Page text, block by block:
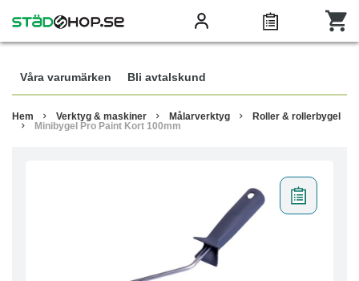
Våra varumärken Bli avtalskund
Hem Verktyg & maskiner Målarverktyg
Roller & rollerbygel
Minibygel Pro Paint Kort 100mm